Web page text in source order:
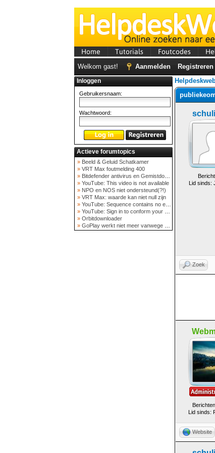
Home Tutorials Foutcodes
Welkom gast! Aanmelden Registreren
Inloggen
Gebruikersnaam:
Wachtwoord:
Actieve forumtopics
» Beeld & Geluid Schatkamer
» VRT Max foutmelding 400
» Bitdefender antivirus en Gemistdowloader
» YouTube: This video is not available
» NPO en NOS niet ondersteund(?!)
» VRT Max: waarde kan niet null zijn
» YouTube: Sequence contains no elements
» YouTube: Sign in to conform your not a bot
» Orbitdownloader
» GoPlay werkt niet meer vanwege nieuwe webadres
Lid sinds:
Zoek
Lid sinds:
Website